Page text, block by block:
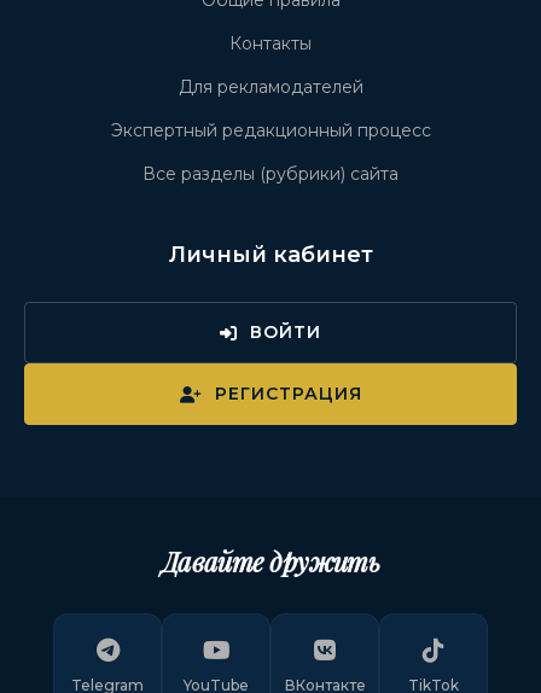
Контакты
Для рекламодателей
Экспертный редакционный процесс
Все разделы (рубрики) сайта
Личный кабинет
ВОЙТИ
РЕГИСТРАЦИЯ
Давайте дружить
Telegram YouTube ВКонтакте TikTok